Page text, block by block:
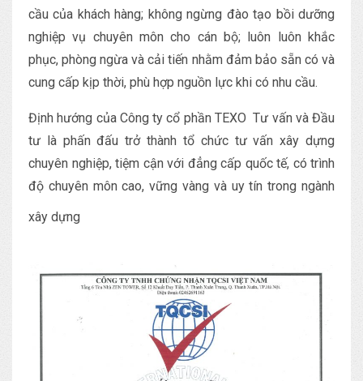
cầu của khách hàng; không ngừng đào tạo bồi dưỡng
nghiệp vụ chuyên môn cho cán bộ; luôn luôn khắc
phục, phòng ngừa và cải tiến nhằm đảm bảo sẵn có và
cung cấp kịp thời, phù hợp nguồn lực khi có nhu cầu.
Định hướng của Công ty cổ phần TEXO Tư vấn và Đầu
tư là phấn đấu trở thành tổ chức tư vấn xây dựng
chuyên nghiệp, tiệm cận với đẳng cấp quốc tế, có trình
độ chuyên môn cao, vững vàng và uy tín trong ngành
xây dựng